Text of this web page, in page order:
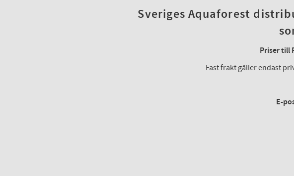
Sveriges Aquaforest
Priser till
Fast frakt gäller endast
E-